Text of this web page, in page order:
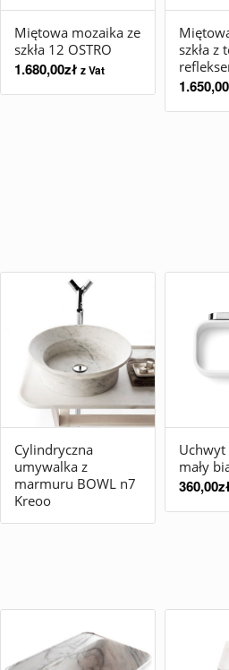
Miętowa mozaika ze
szkła 12 OSTRO
1.680,00zł z Vat
szkła z
1.650,00
Cylindryczna
umywalka z
marmuru BOWL n7
Kreoo
Uchwyt
mały
360,00